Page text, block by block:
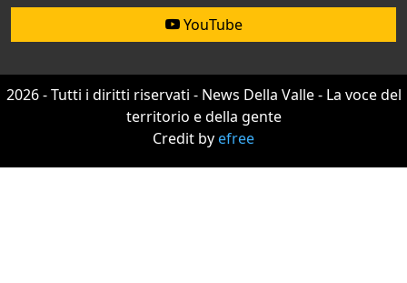
YouTube
2026 - Tutti i diritti riservati - News Della Valle - La voce del
territorio e della gente
Credit byefree